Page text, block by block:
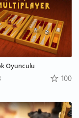
Oyunculu
100